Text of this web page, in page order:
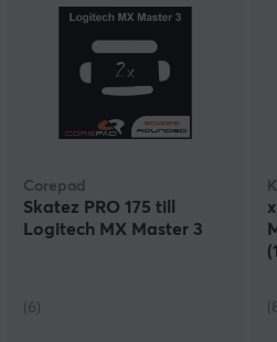
Corepad
Skatez PRO 175 till
Logitech MX Master 3
(6)